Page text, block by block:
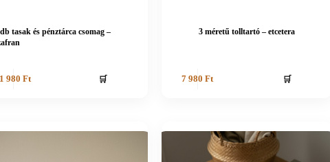
tasak és pénztárca csomag –
980 Ft 🛒
3 méretű tolltartó – etcetera
7 980Ft 🛒